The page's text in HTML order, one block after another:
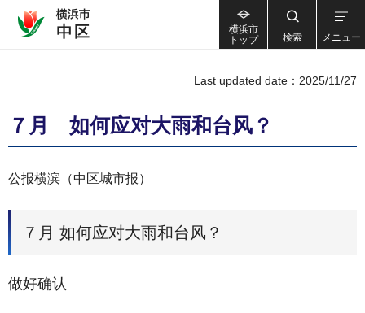
横浜市
トップ
検索 メニュー
Last updated date：2025/11/27
７月 如何应对大雨和台风？
公报横滨（中区城市报）
７月 如何应对大雨和台风？
做好确认